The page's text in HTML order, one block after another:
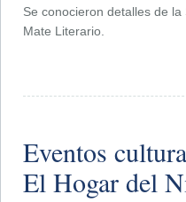
Se conocieron detalles de
Mate Literario.
Eventos
El Hogar del